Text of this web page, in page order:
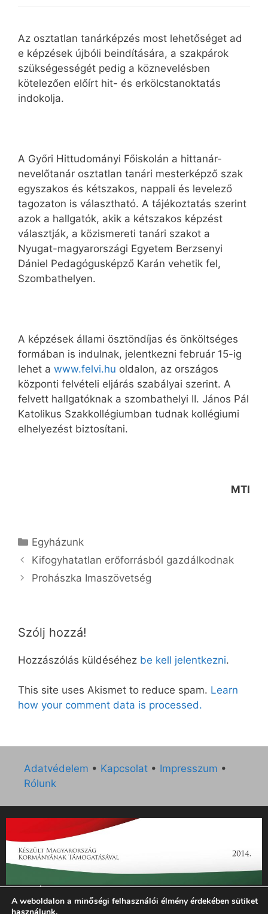
Az osztatlan tanárképzés most lehetőséget ad
e képzések újbóli beindítására, a szakpárok
szükségességét pedig a köznevelésben
kötelezően előírt hit- és erkölcstanoktatás
indokolja.
A Győri Hittudományi Főiskolán a hittanár-
nevelőtanár osztatlan tanári mesterképző szak
egyszakos és kétszakos, nappali és levelező
tagozaton is választható. A tájékoztatás szerint
azok a hallgatók, akik a kétszakos képzést
választják, a közismereti tanári szakot a
Nyugat-magyarországi Egyetem Berzsenyi
Dániel Pedagógusképző Karán vehetik fel,
Szombathelyen.
A képzések állami ösztöndíjas és önköltséges
formában is indulnak, jelentkezni február 15-ig
lehet a www.felvi.hu oldalon, az országos
központi felvételi eljárás szabályai szerint. A
felvett hallgatóknak a szombathelyi II. János Pál
Katolikus Szakkollégiumban tudnak kollégiumi
elhelyezést biztosítani.
MTI
Kategória
Egyházunk
Kifogyhatatlan erőforrásból gazdálkodnak
Prohászka Imaszövetség
Szólj hozzá!
Hozzászólás küldéséhez be kell jelentkezni.
This site uses Akismet to reduce spam. Learn
how your comment data is processed.
Adatvédelem • Kapcsolat • Impresszum •
Rólunk
„Az Új Ember katolikus hetilap 2014. évi működésének
támogatását az EGYH-KCP-14-P-0121 sz. támogatási
A weboldalon a minőségi felhasználói élmény érdekében sütiket